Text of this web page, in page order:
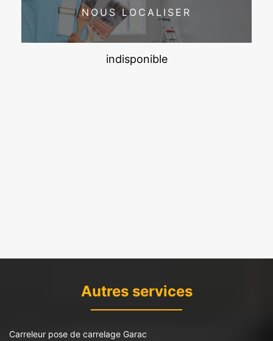
NOUS LOCALISER
indisponible
Autres services
Carreleur pose de carrelage Garac